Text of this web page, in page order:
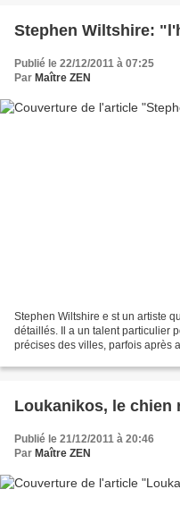
Stephen Wiltshire:
Publié le 22/12/2011 à 07:25
Par Maître ZEN
Stephen Wiltshire e st un artiste
détaillés. Il a un talent particulier
précises des villes, parfois après
Loukanikos, le chien
Publié le 21/12/2011 à 20:46
Par Maître ZEN